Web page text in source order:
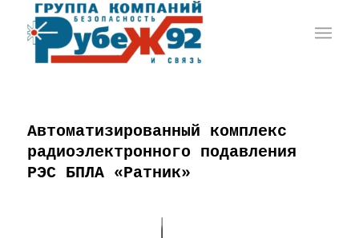
Автоматизированный комплекс
радиоэлектронного подавления
РЭС БПЛА «Ратник»